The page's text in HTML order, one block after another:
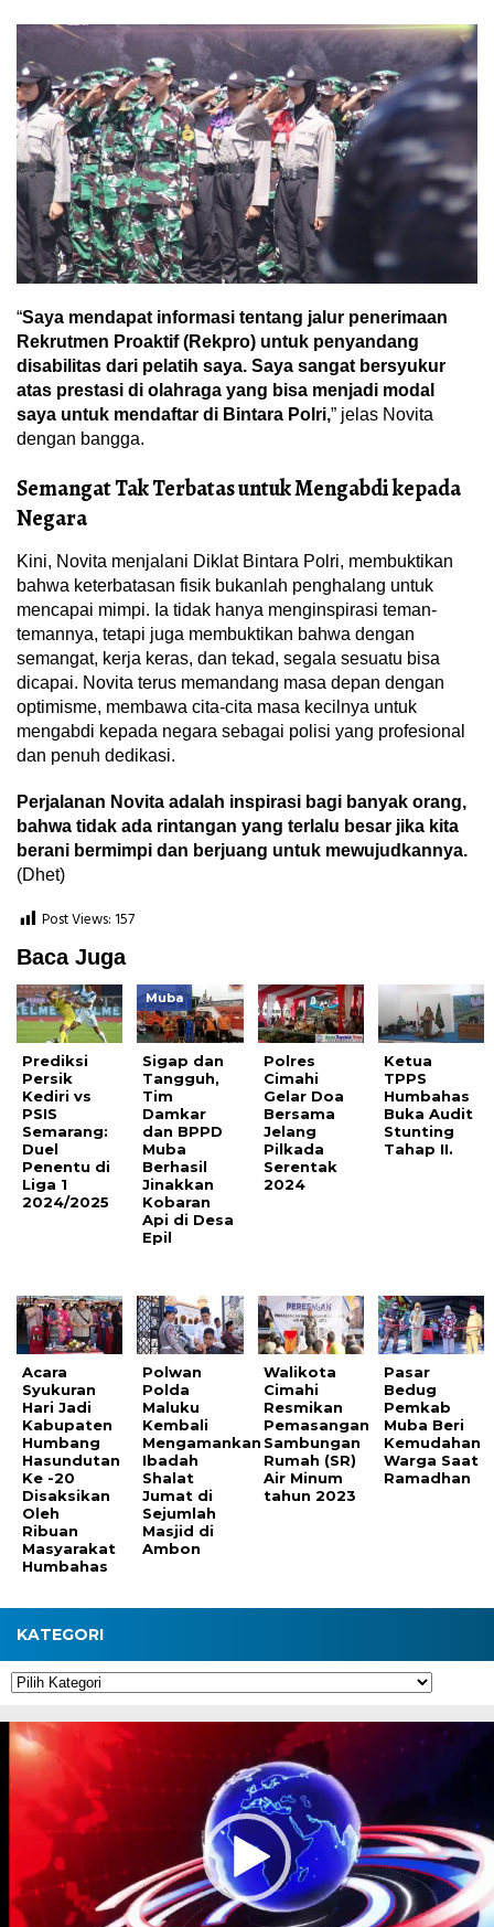
“Saya mendapat informasi tentang jalur penerimaan
Rekrutmen Proaktif (Rekpro) untuk penyandang
disabilitas dari pelatih saya. Saya sangat bersyukur
atas prestasi di olahraga yang bisa menjadi modal
saya untuk mendaftar di Bintara Polri,” jelas Novita
dengan bangga.
Semangat Tak Terbatas untuk Mengabdi kepada
Negara
Kini, Novita menjalani Diklat Bintara Polri, membuktikan
bahwa keterbatasan fisik bukanlah penghalang untuk
mencapai mimpi. Ia tidak hanya menginspirasi teman-
temannya, tetapi juga membuktikan bahwa dengan
semangat, kerja keras, dan tekad, segala sesuatu bisa
dicapai. Novita terus memandang masa depan dengan
optimisme, membawa cita-cita masa kecilnya untuk
mengabdi kepada negara sebagai polisi yang profesional
dan penuh dedikasi.
Perjalanan Novita adalah inspirasi bagi banyak orang,
bahwa tidak ada rintangan yang terlalu besar jika kita
berani bermimpi dan berjuang untuk mewujudkannya.
(Dhet)
Post Views: 157
Baca Juga
Prediksi
Persik
Kediri vs
PSIS
Semarang:
Duel
Penentu di
Liga 1
2024/2025
Muba
Sigap dan
Tangguh,
Tim
Damkar
dan BPPD
Muba
Berhasil
Jinakkan
Kobaran
Api di Desa
Epil
Polres
Cimahi
Gelar Doa
Bersama
Jelang
Pilkada
Serentak
2024
Ketua
TPPS
Humbahas
Buka Audit
Stunting
Tahap II.
Acara
Syukuran
Hari Jadi
Kabupaten
Humbang
Hasundutan
Ke -20
Disaksikan
Oleh
Ribuan
Masyarakat
Humbahas
Polwan
Polda
Maluku
Kembali
Mengamankan
Ibadah
Shalat
Jumat di
Sejumlah
Masjid di
Ambon
Walikota
Cimahi
Resmikan
Pemasangan
Sambungan
Rumah (SR)
Air Minum
tahun 2023
Pasar
Bedug
Pemkab
Muba Beri
Kemudahan
Warga Saat
Ramadhan
KATEGORI
Kategori
Pemutar
Video